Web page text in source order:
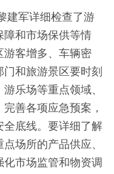
建军详细检查了游
障和市场保供等情
游客增多、车辆密
和旅游景区要时刻
乐场等重点领域、
善各项应急预案，
底线。要详细了解
场所的产品供应、
市场监管和物资调